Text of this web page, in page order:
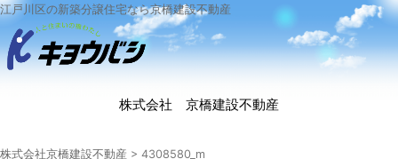
江戸川区の新築分譲住宅なら京橋建設不動産
株式会社 京橋建設不動産
株式会社京橋建設不動産 > 4308580_m